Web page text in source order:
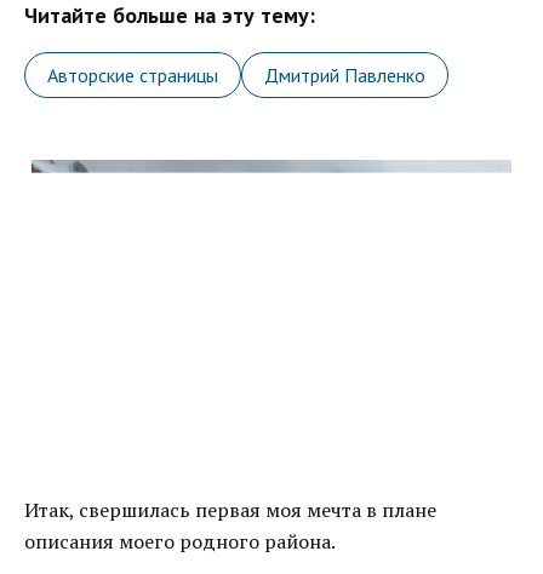
Читайте больше на эту тему:
Авторские страницы Дмитрий Павленко
Итак, свершилась первая моя мечта в плане
описания моего родного района.